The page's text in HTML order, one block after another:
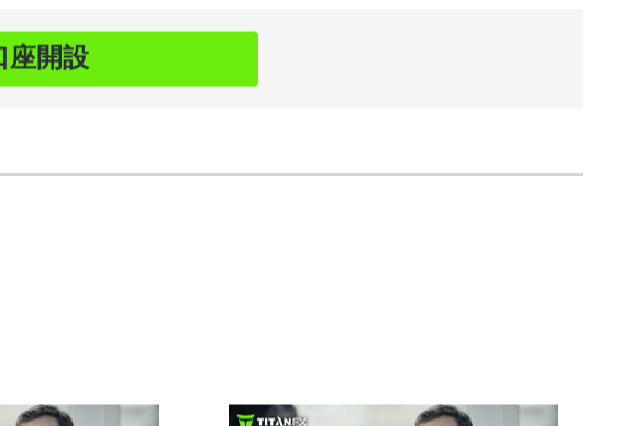
座開設